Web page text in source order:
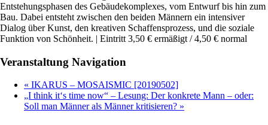
Entstehungsphasen des Gebäudekomplexes, vom Entwurf bis hin zum
Bau. Dabei entsteht zwischen den beiden Männern ein intensiver
Dialog über Kunst, den kreativen Schaffensprozess, und die soziale
Funktion von Schönheit. | Eintritt 3,50 € ermäßigt / 4,50 € normal
Veranstaltung Navigation
« IKARUS – MOSAISMIC [20190502]
„I think it‘s time now“ – Lesung: Der konkrete Mann – oder:
Soll man Männer als Männer kritisieren? »